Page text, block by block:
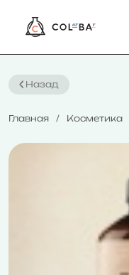
Назад
Главная Косметика